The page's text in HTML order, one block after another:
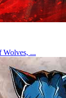
Wolves, ...